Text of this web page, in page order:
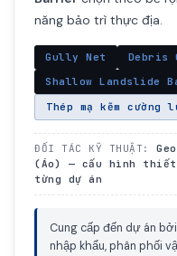
năng bảo trì thực địa.
Gully Net
Debris
Shallow Landslide
Thép mạ kẽm cường
ĐỐI TÁC KỸ THUẬT:
(Áo) — cấu hình
từng dự án
Cung cấp đến dự án bởi
nhập khẩu, phân phối